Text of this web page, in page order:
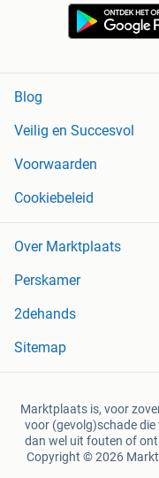
Blog
Veilig en Succesvol
Voorwaarden
Cookiebeleid
Over Marktplaats
Perskamer
2dehands
Sitemap
Marktplaats is, voor
voor (gevolg)schade
dan wel uit fouten of
Copyright © 2026